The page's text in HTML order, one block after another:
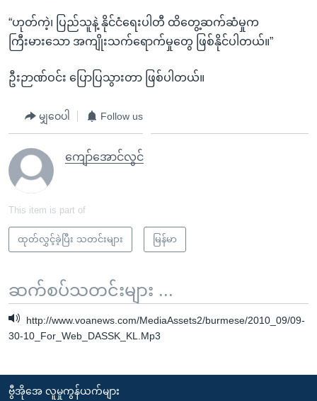
“ဟုတ်ကဲ့၊ ပြည်သူနဲ့ နိုင်ငံရေးပါတီ ထိတွေ့ဆက်ဆံမှုက
ကြီးမားသော အကျိုးသက်ရောက်မှုတွေ ဖြစ်နိုင်ပါတယ်။”
ဦးဉာဏ်ဝင်း ပြောပြသွားတာ ဖြစ်ပါတယ်။
မျှဝေပါ Follow us
ကျော်အောင်လွင်
This item is part of
ထုတ်လွှင့်ခဲ့ပြီး သတင်းများ မြန်မာ
ဆက်စပ်သတင်းများ ...
http://www.voanews.com/MediaAssets2/burmese/2010_09/09-
30-10_For_Web_DASSK_KL.Mp3
ဗွီအိုအေ လူမှုကွန်ယက်များ